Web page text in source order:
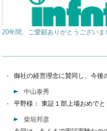
20年間、ご愛顧ありがとうございま
御社の経営理念に賛同し、今後
中山泰秀
平野様： 東証１部上場おめで
柴垣邦彦